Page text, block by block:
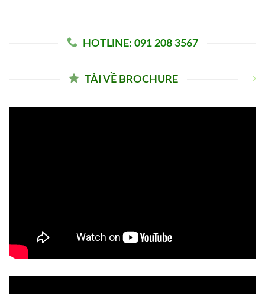
HOTLINE: 091 208 3567
TẢI VỀ BROCHURE